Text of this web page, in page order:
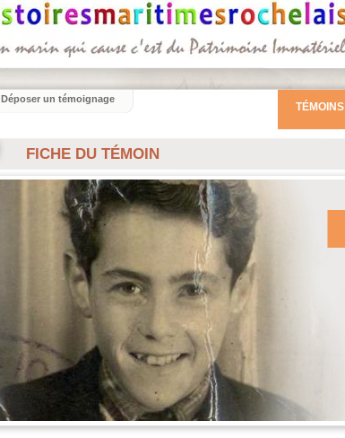
FICHE DU TÉMOIN
TÉMOINS
Déposer un témoignage